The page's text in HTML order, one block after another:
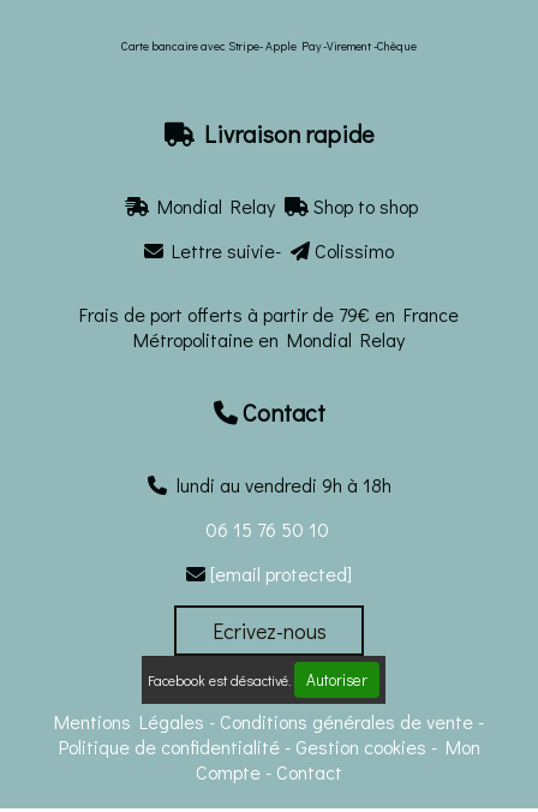
Carte bancaire avec Stripe- Apple Pay -Virement -Chèque
 Livraison rapide
 Mondial Relay  Shop to shop
 Lettre suivie-  Colissimo
Frais de port offerts à partir de 79€ en France
Métropolitaine en Mondial Relay
Contact
lundi au vendredi 9h à 18h
06 15 76 50 10
 [email protected]
Ecrivez-nous
Facebook est désactivé. Autoriser
Mentions Légales
Conditions générales de vente
Politique de confidentialité
Gestion cookies
Mon
Compte
Contact